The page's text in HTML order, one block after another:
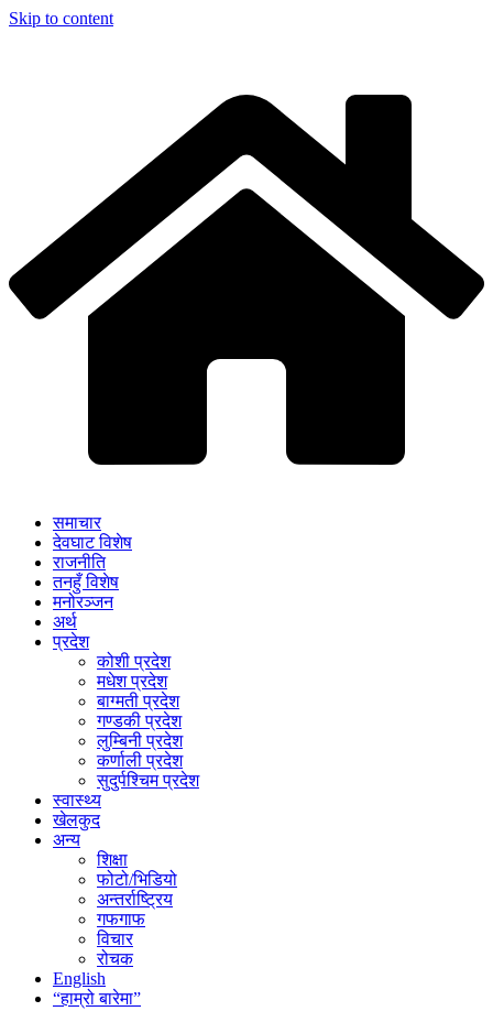
Skip to content
समाचार
देवघाट विशेष
राजनीति
तनहुँ विशेष
मनोरञ्जन
अर्थ
प्रदेश
कोशी प्रदेश
मधेश प्रदेश
बाग्मती प्रदेश
गण्डकी प्रदेश
लुम्बिनी प्रदेश
कर्णाली प्रदेश
सुदुर्पश्चिम प्रदेश
स्वास्थ्य
खेलकुद
अन्य
शिक्षा
फोटो/भिडियो
अन्तर्राष्ट्रिय
गफगाफ
विचार
रोचक
English
“हाम्रो बारेमा”